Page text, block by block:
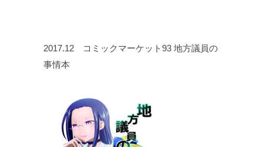
2017.12 コミックマーケット93 地方議員の
事情本